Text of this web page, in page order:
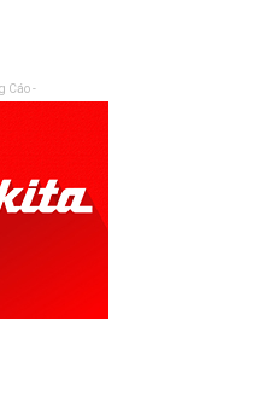
Cáo -